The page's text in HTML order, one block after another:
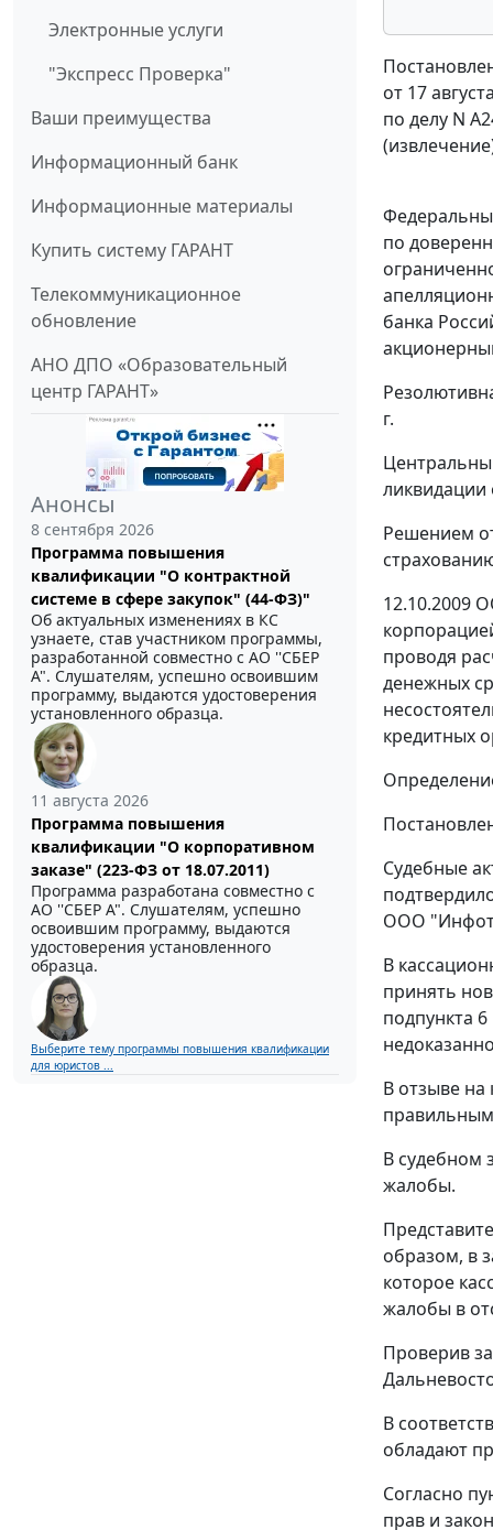
Электронные услуги
"Экспресс Проверка"
Ваши преимущества
Информационный банк
Информационные материалы
Купить систему ГАРАНТ
Телекоммуникационное
обновление
АНО ДПО «Образовательный
центр ГАРАНТ»
Анонсы
8 сентября 2026
Программа повышения
квалификации "О контрактной
системе в сфере закупок" (44-ФЗ)"
Об актуальных изменениях в КС
узнаете, став участником программы,
разработанной совместно с АО ''СБЕР
А". Слушателям, успешно освоившим
программу, выдаются удостоверения
установленного образца.
11 августа 2026
Программа повышения
квалификации "О корпоративном
заказе" (223-ФЗ от 18.07.2011)
Программа разработана совместно с
АО ''СБЕР А". Слушателям, успешно
освоившим программу, выдаются
удостоверения установленного
образца.
Выберите тему программы повышения квалификации
для юристов ...
от 17
по делу N
по
банка
г.
Решением
12.10.2009
проводя
денежных
кредитных
Судебные
ООО
В
принять
подпункта 6
В отзыве на
В судебном
жалобы.
образом, в
которое
жалобы в
Проверив
В
обладают
Согласно
прав и